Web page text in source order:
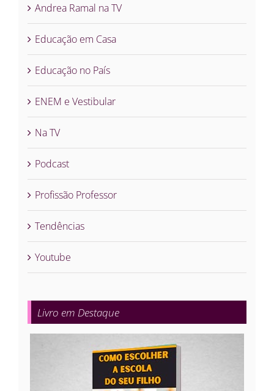
Andrea Ramal na TV
Educação em Casa
Educação no País
ENEM e Vestibular
Na TV
Podcast
Profissão Professor
Tendências
Youtube
Livro em Destaque